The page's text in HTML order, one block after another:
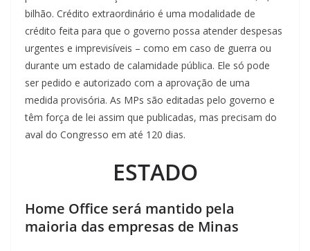
bilhão. Crédito extraordinário é uma modalidade de
crédito feita para que o governo possa atender despesas
urgentes e imprevisíveis – como em caso de guerra ou
durante um estado de calamidade pública. Ele só pode
ser pedido e autorizado com a aprovação de uma
medida provisória. As MPs são editadas pelo governo e
têm força de lei assim que publicadas, mas precisam do
aval do Congresso em até 120 dias.
ESTADO
Home Office será mantido pela
maioria das empresas de Minas